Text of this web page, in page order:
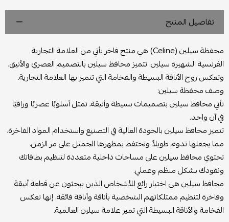
تفاصيل المنتج
محفظة سيلين (Celine) هي منتج فاخر يأتي من العلامة التجارية
الفرنسية الشهيرة سيلين. تتميز محافظ سيلين بالتصميم العصري والأنيق،
وتعكس روح الأناقة البسيطة والفخامة التي تتميز بها العلامة التجارية.
وصف محفظة سيلين:
تأتي محافظ سيلين بتصميمات بسيطة وأنيقة، تمثل أسلوبًا عصريًا وراقيًا
في آن واحد.
تتميز محافظ سيلين بالجودة العالية في التصنيع واستخدام المواد الفاخرة،
مما يجعلها تدوم طويلاً وتحتفظ بمظهرها الجميل على مر الزمن.
تحتوي محافظ سيلين على مساحات داخلية متعددة لتنظيم بطاقاتك
ونقودك بشكل منظم وعملي.
محافظ سيلين هي اختيار رائع للأشخاص الذين يبحثون عن قطعة أنيقة
وفاخرة لتنظيم ممتلكاتهم الشخصية بأناقة وأناقة فائقة. إنها تعكس
الفخامة والأناقة البسيطة التي تميز علامة سيلين العالمية.